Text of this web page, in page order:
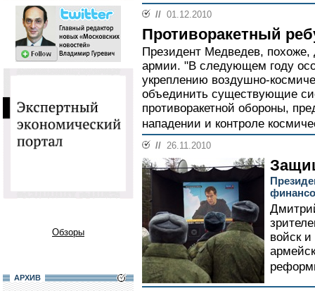
Обзоры
АРХИВ
// 01.12.2010
Противоракетный
Президент Медведев,
армии. "В следующем году
укреплению воздушно-
объединить существующие
противоракетной обороны,
нападении и контроле
// 26.11.2010
войск